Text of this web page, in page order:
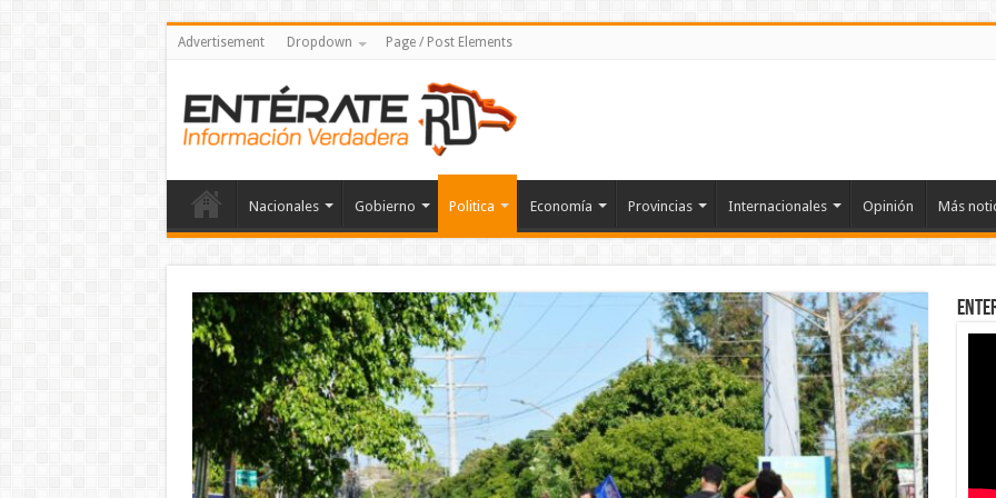
Advertisement Dropdown Page / Post Elements
Nacionales Gobierno Politica Economía Provincias Internacionales Opinión Más